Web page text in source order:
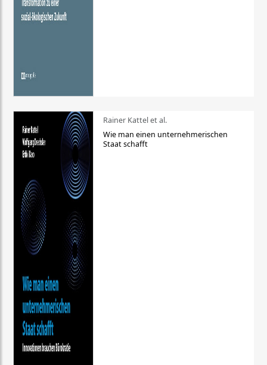
Rainer Kattel et al.
Wie man einen unternehmerischen
Staat schafft